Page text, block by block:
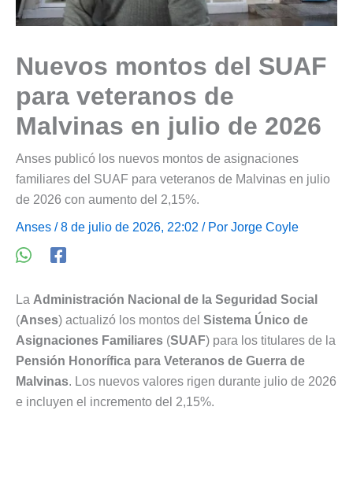
Nuevos montos del SUAF
para veteranos de
Malvinas en julio de 2026
Anses publicó los nuevos montos de asignaciones
familiares del SUAF para veteranos de Malvinas en julio
de 2026 con aumento del 2,15%.
Anses / 8 de julio de 2026, 22:02 / Por Jorge Coyle
La Administración Nacional de la Seguridad Social
(Anses) actualizó los montos del Sistema Único de
Asignaciones Familiares (SUAF) para los titulares de la
Pensión Honorífica para Veteranos de Guerra de
Malvinas. Los nuevos valores rigen durante julio de 2026
e incluyen el incremento del 2,15%.